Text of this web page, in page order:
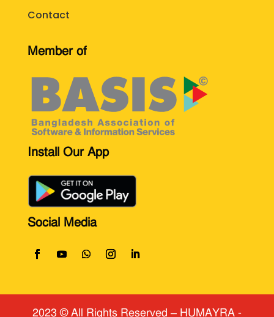
Contact
Member of
Install Our App
Social Media
2023 © All Rights Reserved ​ – HUMAYRA -